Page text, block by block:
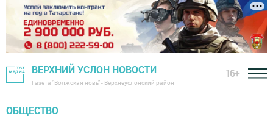
ВЕРХНИЙ УСЛОН НОВОСТИ
Газета "Волжская новь" - Верхнеуслонский район
16+
ОБЩЕСТВО